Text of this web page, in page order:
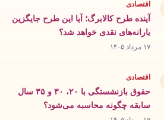
اقتصادی
آینده طرح کالابرگ؛ آیا این طرح جایگزین
یارانه‌های نقدی خواهد شد؟
۱۷ مرداد ۱۴۰۵
اقتصادی
حقوق بازنشستگی با ۲۰، ۳۰ و ۳۵ سال
سابقه چگونه محاسبه می‌شود؟